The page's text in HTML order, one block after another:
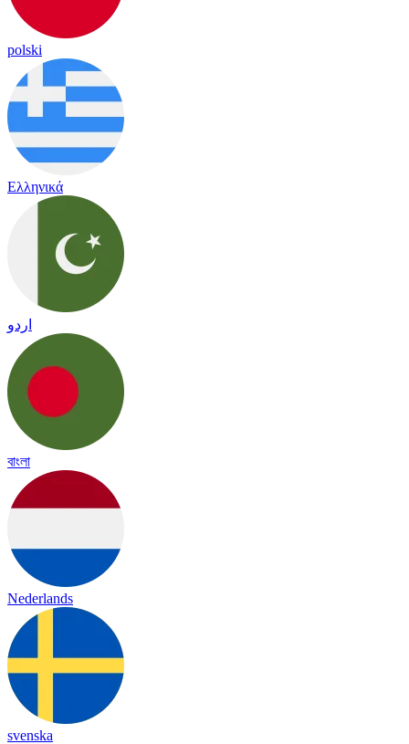
polski
Ελληνικά
اردو
বাংলা
Nederlands
svenska